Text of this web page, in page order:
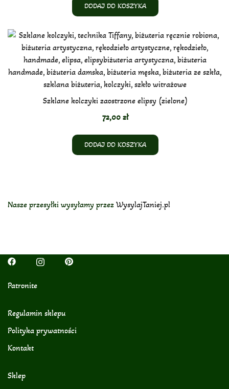
DODAJ DO KOSZYKA
Szklane kolczyki zaostrzone elipsy (zielone)
72,00 zł
DODAJ DO KOSZYKA
Nasze przesyłki wysyłamy przez WysylajTaniej.pl
Patronite
Regulamin sklepu
Polityka prywatności
Kontakt
Sklep